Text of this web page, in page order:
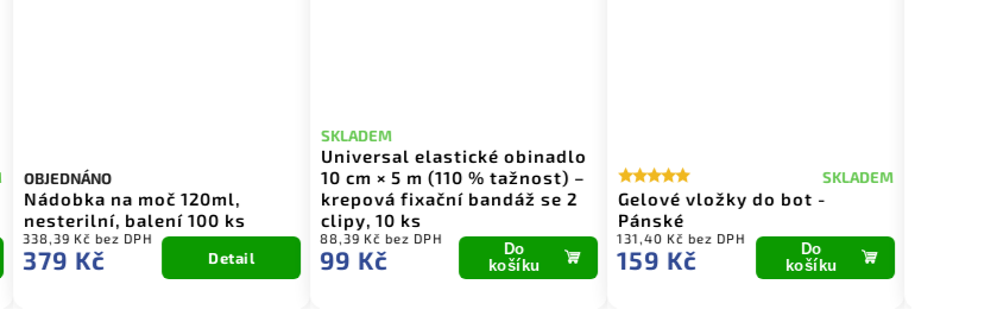
Nádobka na moč 120ml,
nesterilní, balení 100 ks
OBJEDNÁNO
338,39 Kč bez DPH
379 Kč Detail
Universal elastické obinadlo
10 cm × 5 m (110 % tažnost) –
krepová fixační bandáž se 2
clipy, 10 ks
SKLADEM
88,39 Kč bez DPH
99 Kč
Do
košíku
Gelové vložky do bot -
Pánské
SKLADEM
131,40 Kč bez DPH
159 Kč
Do
košíku